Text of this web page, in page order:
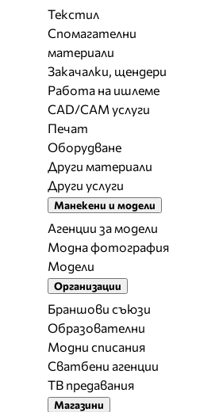
Текстил
Спомагателни
материали
Закачалки, щендери
Работа на ишлеме
CAD/CAM услуги
Печат
Оборудване
Други материали
Други услуги
Манекени и модели
Агенции за модели
Модна фотография
Модели
Организации
Браншови съюзи
Образователни
Модни списания
Сватбени агенции
ТВ предавания
Магазини